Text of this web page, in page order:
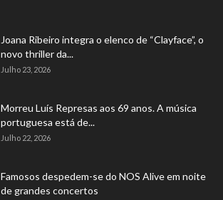
Joana Ribeiro integra o elenco de “Clayface”, o
novo thriller da...
Julho 23, 2026
Morreu Luís Represas aos 69 anos. A música
portuguesa está de...
Julho 22, 2026
Famosos despedem-se do NOS Alive em noite
de grandes concertos